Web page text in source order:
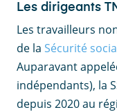
Les dirigeants
Les travailleurs
de la Sécurité
Auparavant
indépendants), la
depuis 2020 au